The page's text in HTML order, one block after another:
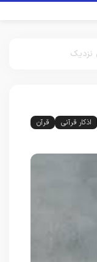
نزدیک
اذکار قرآنی قرآن